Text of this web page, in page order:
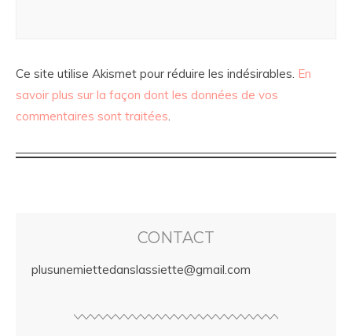
Ce site utilise Akismet pour réduire les indésirables. En
savoir plus sur la façon dont les données de vos
commentaires sont traitées
CONTACT
plusunemiettedanslassiette@gmail.com